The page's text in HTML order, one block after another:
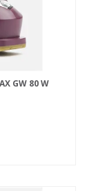
GW 80 W